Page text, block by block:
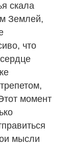
скала
Землей,
что
момент
мысли